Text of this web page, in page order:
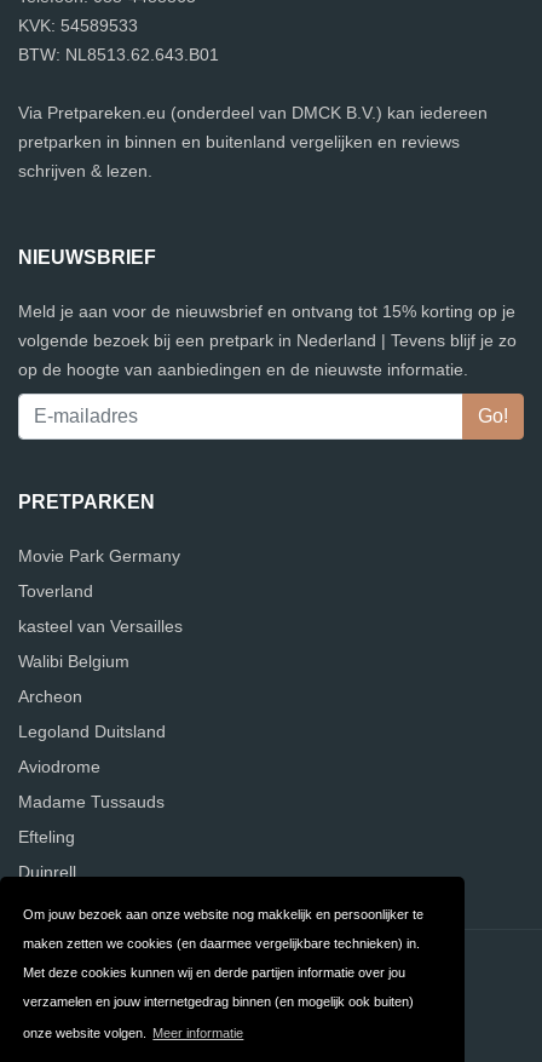
Om jouw bezoek aan onze website nog makkelijk en persoonlijker te
maken zetten we cookies (en daarmee vergelijkbare technieken) in.
Met deze cookies kunnen wij en derde partijen informatie over jou
verzamelen en jouw internetgedrag binnen (en mogelijk ook buiten)
onze website volgen. Meer informatie
KVK: 54589533
BTW: NL8513.62.643.B01
Via Pretpareken.eu (onderdeel van DMCK B.V.) kan iedereen
pretparken in binnen en buitenland vergelijken en reviews
schrijven & lezen.
NIEUWSBRIEF
Meld je aan voor de nieuwsbrief en ontvang tot 15% korting op je
volgende bezoek bij een pretpark in Nederland | Tevens blijf je zo
op de hoogte van aanbiedingen en de nieuwste informatie.
PRETPARKEN
Movie Park Germany
Toverland
kasteel van Versailles
Walibi Belgium
Archeon
Legoland Duitsland
Aviodrome
Madame Tussauds
Efteling
Duinrell
Contact Privacy
Algemene FAQ